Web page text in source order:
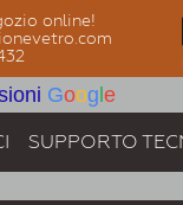
online!
Goog e
SUPPORTO